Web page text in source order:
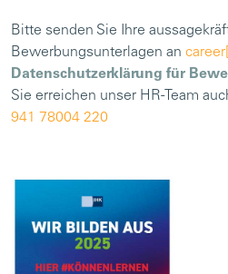
Bitte senden Sie Ihre
Bewerbungsunterlagen an
Datenschutzerklärung für
Sie erreichen unser HR-Team
941 78004 220